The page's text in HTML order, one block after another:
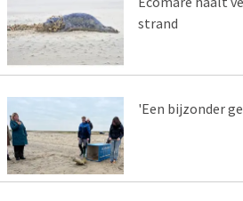
strand
'Een bijzonder